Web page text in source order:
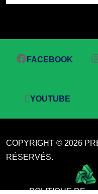
FACEBOOK
YOUTUBE
COPYRIGHT © 2026
RÉSERVÉS.
POLITIQUE DE